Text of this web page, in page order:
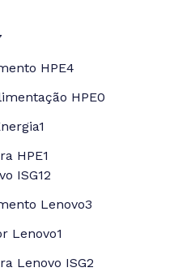
HPE4
HPE0
1
HPE1
ISG12
Lenovo3
Lenovo1
Lenovo ISG2